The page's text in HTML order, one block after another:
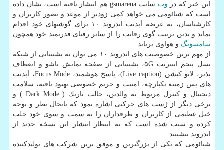
این خبر كه در وب
سایت gsmarena هم انتشار یافته است، نشان داده
است كه شیائومی می خواهد كمی زودتر از موعد و تصور كاربران و
كارشناسان، به عرضه آپدیت اندروید ۱۰ برای گوشیهای خود اقدام
نماید و بدین ترتیب گوی رقابت را از سایر رقبای قدرتمند خود همچون
سامسونگ و هواوی برباید.
از مهم ترین خصوصیت های اندروید ۱۰ می توان به پشتیبانی از شبكه
نسل پنجم اینترنت ۵G، پشتیبانی از صفحه نمایش تاشو و انعطاف
پذیر، لایو كپشن (Live caption)، پاسخ هوشمند، Focus Mode، آپدیت
های پس زمینه یكپارچه، امنیت و حریم خصوصی بهبود یافته، سلامت
دیجیتال و كنترل مربوط به والدین، حالت تاریك ( Dark Mode ) و
برخی دیگر از ژست های حركتی اشاره نمود كه تابحال نظر و توجه
خیل عظیمی از كاربران و طرفداران را به سمت و سوی خود جلب
كرده و سبب شده است كه به انتظار انتشار این نسخه جدید از
اندروید بنشینند.
شیائومی كه یكی از بزرگترین و موفق ترین شركت های تولیدكننده